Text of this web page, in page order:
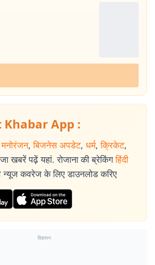
App :
मनोरंजन, बिजनेस अपडेट, धर्म, क्रिकेट,
खबरें पढ़ें यहां. रोजाना की ब्रेकिंग हिंदी
न्यूज कवरेज के लिए डाउनलोड करिए
विज्ञापन